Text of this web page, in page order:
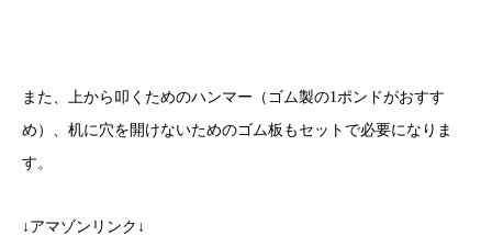
また、上から叩くためのハンマー（ゴム製の1ポンドがおすす
め）、机に穴を開けないためのゴム板もセットで必要になりま
す。
↓アマゾンリンク↓